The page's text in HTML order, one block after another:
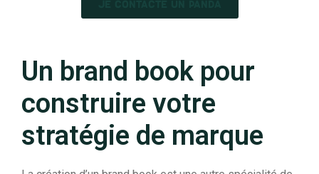
Un brand book pour
construire votre
stratégie de marque